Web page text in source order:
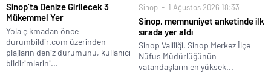
Sinop’ta Denize Girilecek 3
Mükemmel Yer
Yola çıkmadan önce
durumbildir.com üzerinden
plajların deniz durumunu, kullanıcı
bildirimlerini...
Sinop 1 Ağustos 2026 18:33
Sinop, memnuniyet anketinde ilk
sırada yer aldı
Sinop Valiliği, Sinop Merkez İlçe
Nüfus Müdürlüğünün
vatandaşların en yüksek...